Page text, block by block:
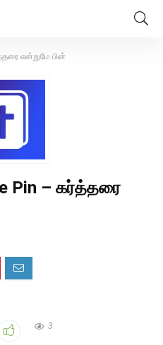
என்றுமே பின்
Pin – கர்த்தரை
3